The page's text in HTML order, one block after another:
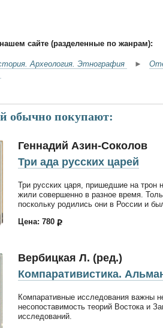
сайте (разделенные по жанрам):
Археология. Этнография ►
обычно покупают:
Геннадий Азин-Соколов
Три ада русских царей
Три русских царя, пришедшие на трон
жили совершенно в разное время.
поскольку родились они в России и
Цена: 780
Вербицкая Л. (ред.)
Компаративистика.
Компаративные исследования важны
несопоставимость теорий Востока и
исследований.